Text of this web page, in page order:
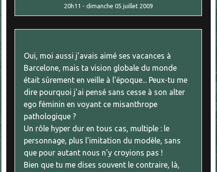
20h11 - dimanche 05 juillet 2009
Oui, moi aussi j'avais aimé ses vacances à
Barcelone, mais ta vision globale du monde
était sûrement en veille à l'époque... Peux-tu me
dire pourquoi j'ai pensé sans cesse à son alter
ego féminin en voyant ce misanthrope
pathologique ?
Un rôle hyper dur en tous cas, multiple : le
personnage, plus l'imitation du modèle, sans
que pour autant nous n'y croyions pas !
Bien que tu me dises souvent le contraire, là,